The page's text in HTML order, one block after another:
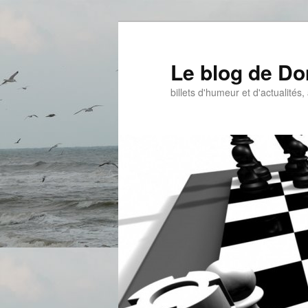
Le blog de
billets d'humeur et